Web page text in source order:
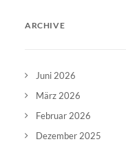
ARCHIVE
Juni 2026
März 2026
Februar 2026
Dezember 2025